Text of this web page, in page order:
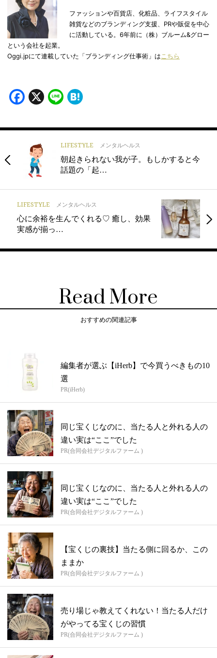
ファッションや百貨店、化粧品、ライフスタイル
雑貨などのブランディング支援、PRや販促を中心
に活動している。6年前に（株）ブルーム&グロー
という会社を起業。
Oggi.jpにて連載していた「ブランディング仕事術」は こちら
Facebook
X Line
LIFESTYLE メンタルヘルス
朝起きられない我が子。もしかすると今
話題の「起…
LIFESTYLE メンタルヘルス
心に余裕を生んでくれる♡ 癒し、効果
実感が揃っ…
Read More
おすすめの関連記事
編集者が選ぶ【iHerb】で今買うべきもの10
選
PR(iHerb)
同じ宝くじなのに、当たる人と外れる人の
違い実は“ここ”でした
PR(合同会社デジタルファーム )
同じ宝くじなのに、当たる人と外れる人の
違い実は“ここ”でした
PR(合同会社デジタルファーム )
【宝くじの裏技】当たる側に回るか、この
ままか
PR(合同会社デジタルファーム )
売り場じゃ教えてくれない！当たる人だけ
がやってる宝くじの習慣
PR(合同会社デジタルファーム )